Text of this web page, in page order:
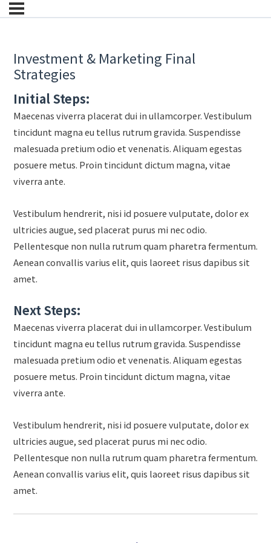
Investment & Marketing Final
Strategies
Initial Steps:
Maecenas viverra placerat dui in ullamcorper. Vestibulum
tincidunt magna eu tellus rutrum gravida. Suspendisse
malesuada pretium odio et venenatis. Aliquam egestas
posuere metus. Proin tincidunt dictum magna, vitae
viverra ante.
Vestibulum hendrerit, nisi id posuere vulputate, dolor ex
ultricies augue, sed placerat purus mi nec odio.
Pellentesque non nulla rutrum quam pharetra fermentum.
Aenean convallis varius elit, quis laoreet risus dapibus sit
amet.
Next Steps:
Maecenas viverra placerat dui in ullamcorper. Vestibulum
tincidunt magna eu tellus rutrum gravida. Suspendisse
malesuada pretium odio et venenatis. Aliquam egestas
posuere metus. Proin tincidunt dictum magna, vitae
viverra ante.
Vestibulum hendrerit, nisi id posuere vulputate, dolor ex
ultricies augue, sed placerat purus mi nec odio.
Pellentesque non nulla rutrum quam pharetra fermentum.
Aenean convallis varius elit, quis laoreet risus dapibus sit
amet.